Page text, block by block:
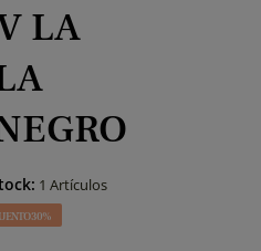
LA
1 Artículos
30%